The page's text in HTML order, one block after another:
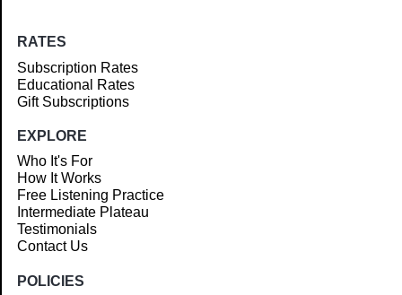
RATES
Subscription Rates
Educational Rates
Gift Subscriptions
EXPLORE
Who It's For
How It Works
Free Listening Practice
Intermediate Plateau
Testimonials
Contact Us
POLICIES